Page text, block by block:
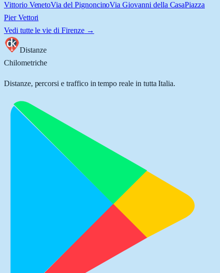
Vittorio VenetoVia del PignoncinoVia Giovanni della CasaPiazza
Pier Vettori
Vedi tutte le vie di Firenze→
Distanze
Chilometriche
Distanze, percorsi e traffico in tempo reale in tutta Italia.